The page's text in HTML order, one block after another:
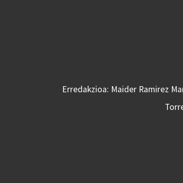
Erredakzioa: Maider Ramirez